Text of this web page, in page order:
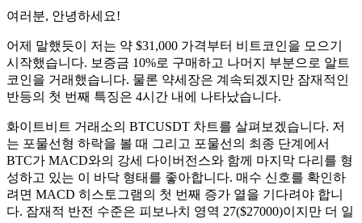
여러분, 안녕하세요!
어제 말했듯이 저는 약 $31,000 가격부터 비트코인을 모으기
시작했습니다. 보증금 10%로 구매하고 나머지 부분으로 알트
코인을 거래했습니다. 물론 약세장은 계속되겠지만 잠재적인
반등의 첫 번째 특징은 4시간 내에 나타났습니다.
화이트비트 거래소의 BTCUSDT 차트를 살펴보겠습니다. 저
는 포물선형 하락을 볼 때 그리고 포물선의 최종 단계에서
BTC가 MACD와의 강세 다이버전스와 함께 마지막 다리를 형
성하고 있는 이 바닥 형태를 좋아합니다. 매수 신호를 확인하
려면 MACD 히스토그램의 첫 번째 증가 열을 기다려야 합니
다. 잠재적 반전 수준은 피보나치 영역 27($27000)이지만 더 일